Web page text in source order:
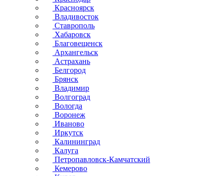
Красноярск
Владивосток
Ставрополь
Хабаровск
Благовещенск
Архангельск
Астрахань
Белгород
Брянск
Владимир
Волгоград
Вологда
Воронеж
Иваново
Иркутск
Калининград
Калуга
Петропавловск-Камчатский
Кемерово